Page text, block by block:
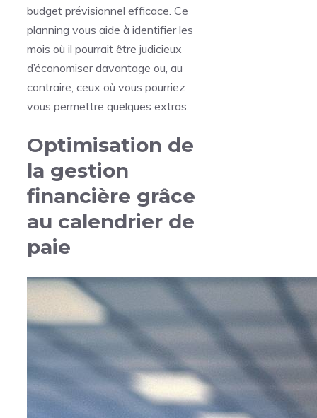
budget prévisionnel efficace. Ce
planning vous aide à identifier les
mois où il pourrait être judicieux
d’économiser davantage ou, au
contraire, ceux où vous pourriez
vous permettre quelques extras.
Optimisation de
la gestion
financière grâce
au calendrier de
paie